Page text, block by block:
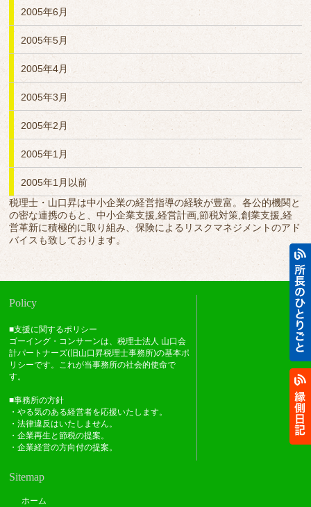
2005年6月
2005年5月
2005年4月
2005年3月
2005年2月
2005年1月
2005年1月以前
税理士・山口昇は中小企業の経営指導の経験が豊富。各公的機関と
の密な連携のもと、中小企業支援,経営計画,節税対策,創業支援,経
営革新に積極的に取り組み、保険によるリスクマネジメントのアド
バイスも致しております。
Policy
■支援に関するポリシー
ゴーイング・コンサーンは、税理士法人 山口会
計パートナーズ(旧山口昇税理士事務所)の基本ポ
リシーです。これが当事務所の社会的使命で
す。
■事務所の方針
・やる気のある経営者を応援いたします。
・法律違反はいたしません。
・企業再生と節税の提案。
・企業経営の方向付の提案。
Sitemap
ホーム